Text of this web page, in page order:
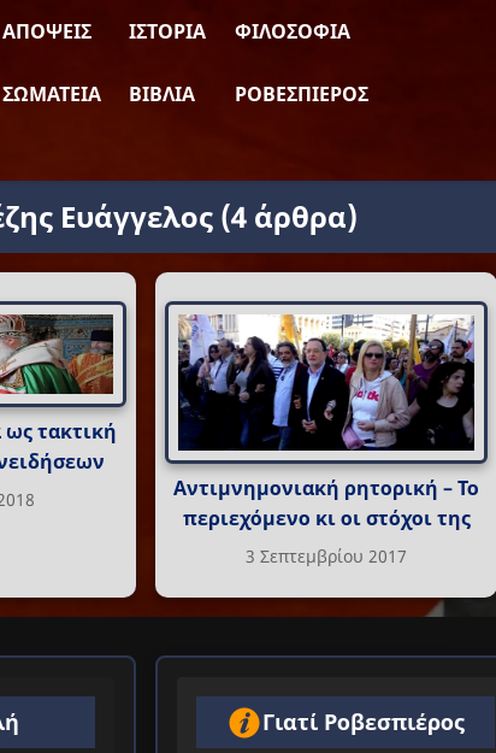
ΑΠΌΨΕΙΣ ΙΣΤΟΡΊΑ ΦΙΛΟΣΟΦΊΑ
ΣΩΜΑΤΕΊΑ ΒΙΒΛΊΑ ΡΟΒΕΣΠΙΈΡΟΣ
Ευάγγελος (4 άρθρα)
τακτική
Αντιμνημονιακή ρητορική – Το
περιεχόμενο κι οι στόχοι της
3 Σεπτεμβρίου 2017
Γιατί Ροβεσπιέρος